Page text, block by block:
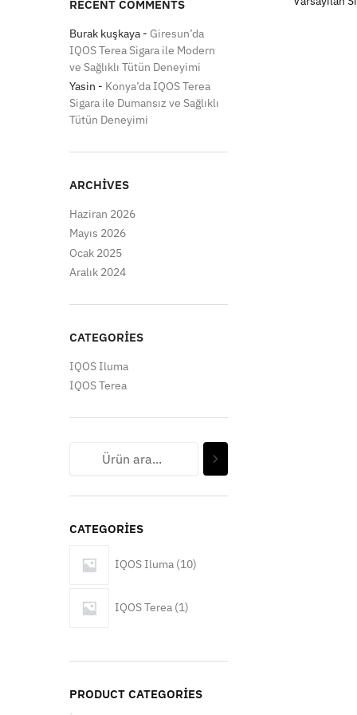
RECENT COMMENTS
Burak kuşkaya - Giresun’da
IQOS Terea Sigara ile Modern
ve Sağlıklı Tütün Deneyimi
Yasin - Konya’da IQOS Terea
Sigara ile Dumansız ve Sağlıklı
Tütün Deneyimi
ARCHIVES
Haziran 2026
Mayıs 2026
Ocak 2025
Aralık 2024
CATEGORIES
IQOS Iluma
IQOS Terea
CATEGORIES
İQOS Iluma 10ürün
IQOS Terea 1ürün
PRODUCT CATEGORIES